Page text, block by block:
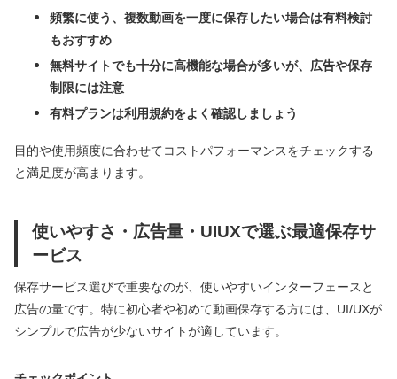
頻繁に使う、複数動画を一度に保存したい場合は有料検討
もおすすめ
無料サイトでも十分に高機能な場合が多いが、広告や保存
制限には注意
有料プランは利用規約をよく確認しましょう
目的や使用頻度に合わせてコストパフォーマンスをチェックする
と満足度が高まります。
使いやすさ・広告量・UIUXで選ぶ最適保存サ
ービス
保存サービス選びで重要なのが、使いやすいインターフェースと
広告の量です。特に初心者や初めて動画保存する方には、UI/UXが
シンプルで広告が少ないサイトが適しています。